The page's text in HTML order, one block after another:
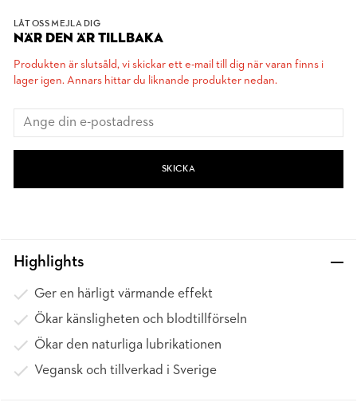
LÅT OSS MEJLA DIG
NÄR DEN ÄR TILLBAKA
Produkten är slutsåld, vi skickar ett e-mail till dig när varan finns i
lager igen. Annars hittar du liknande produkter nedan.
SKICKA
Highlights
Ger en härligt värmande effekt
Ökar känsligheten och blodtillförseln
Ökar den naturliga lubrikationen
Vegansk och tillverkad i Sverige